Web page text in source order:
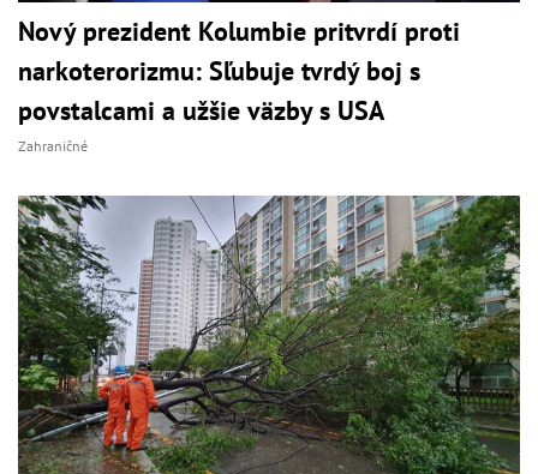
Nový prezident Kolumbie pritvrdí proti
narkoterorizmu: Sľubuje tvrdý boj s
povstalcami a užšie väzby s USA
Zahraničné